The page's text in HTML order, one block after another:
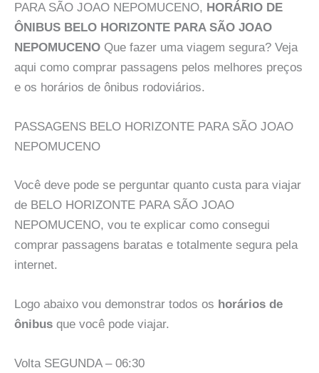
PARA SÃO JOAO NEPOMUCENO, HORÁRIO DE
ÔNIBUS BELO HORIZONTE PARA SÃO JOAO
NEPOMUCENO Que fazer uma viagem segura? Veja
aqui como comprar passagens pelos melhores preços
e os horários de ônibus rodoviários.
PASSAGENS BELO HORIZONTE PARA SÃO JOAO
NEPOMUCENO
Você deve pode se perguntar quanto custa para viajar
de BELO HORIZONTE PARA SÃO JOAO
NEPOMUCENO, vou te explicar como consegui
comprar passagens baratas e totalmente segura pela
internet.
Logo abaixo vou demonstrar todos os horários de
ônibus que você pode viajar.
Volta SEGUNDA – 06:30